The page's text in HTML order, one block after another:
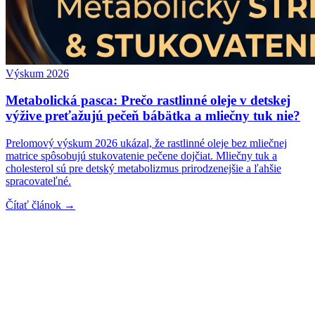
Výskum 2026
Metabolická pasca: Prečo rastlinné oleje v detskej
výžive preťažujú pečeň bábätka a mliečny tuk nie?
Prelomový výskum 2026 ukázal, že rastlinné oleje bez mliečnej
matrice spôsobujú stukovatenie pečene dojčiat. Mliečny tuk a
cholesterol sú pre detský metabolizmus prirodzenejšie a ľahšie
spracovateľné.
Čítať článok →